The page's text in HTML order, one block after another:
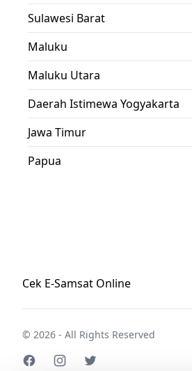
Sulawesi Barat
Maluku
Maluku Utara
Daerah Istimewa Yogyakarta
Jawa Timur
Papua
Cek E-Samsat Online
© 2026 - All Rights Reserved